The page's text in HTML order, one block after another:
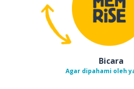
Bicara
Agar dipahami oleh